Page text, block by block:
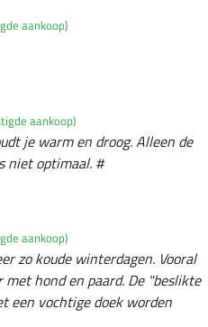
aankoop)
aankoop)
je warm en droog. Alleen de
niet optimaal. #
aankoop)
zo koude winterdagen. Vooral
hond en paard. De "beslikte
een vochtige doek worden